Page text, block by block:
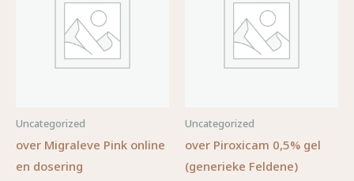
Uncategorized
over Migraleve Pink online
en dosering
Uncategorized
over Piroxicam 0,5% gel
(generieke Feldene)